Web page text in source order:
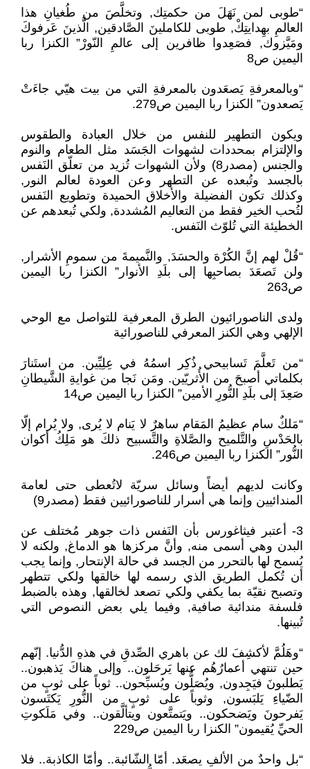
“طوبى لمن نَهَلَ من حكمتِك, وتخلَّصَ من طُغيانِ هذا
العالمِ بهِدايتِكْ, طوبى للكاملينَ الصَّادقين, الَّذينَ عَرفوكَ
ومَيَّزوك, فصَعِدوا ظافرين إلى عالمِ النّورْ” الكنزا ربا
اليمين ص8
“وبالمعرفةِ يَصعَدون بالمعرفةِ التي من بيت هيّي جاءَتْ
يَصعدون” الكنزا ربا اليمين ص279.
ويكون التطهير للنفس من خلال العبادة والطقوس
والإلتزام بمحددات لشهوات الجَسَد مثل الطعام والنوم
والجنس (مصدر8) ولأن الشهوات تُزيد من تعلّق النَفس
بالجسد وتُبعده عن التطهر وعن العودة لعالم النور,
وكذلك تكون الفضيلة والأخلاق الحميدة وتطويع النَفس
لتُحب الخير فقط من التعاليم المُشددة, ولكي تُبعدهم عن
الخطيئة التي تُلوّث النَفس.
“قُلْ لهم إنَّ الكُرْهَ والحسَدَ, والنَّميمةَ من سمومِ الأشرار,
ولن تَصعَدَ بصاحبِها إلى بلَدِ الأنوار” الكنزا ربا اليمين
ص263
ولدى الناصورائيون الطرق المعرفية للتواصل مع الوحي
الإلهي وهي الكنز المعرفي للناصورائية
“من تَعلَّمَ تَسابيحي ذُكِر اسمُهُ في عِلِيِّين. من استَنارَ
بكلماتي أصبحَ من الأُثريّين. ومَن نَجا من غوايةِ الشَّيطانِ
صَعِدَ إلى بلَدِ النُّورِ الأمين” الكنزا ربا اليمين ص14
“مَلكٌ سام عظيمُ المَقام ساهرٌ لا يَنام لا يُرى, ولا يُرام إلّا
بالحَدْسِ والتَّلميح والصَّلاةِ والتَّسبيح ذلكَ هو مَلِكُ أكوان
النُّور” الكنزا ربا اليمين ص246.
وكانت لديهم أيضاً وسائل سريّة لاتُعطى حتى لعامة
المندائيين وإنما هي أسرار للناصورائيين فقط (مصدر9)
3- أعتبر فيثاغورس بأن النَفس ذات جوهر مُختلف عن
البدن وهي أسمى منه, وأنَّ مركزها هو الدماغ, ولكنه لا
يُسمح لها بالتحرر من الجسد في حالة الإنتحار, وإنما يجب
أن تُكمل الطريق الذي رسمه لها خالقها ولكي تتطهر
وتصبح نقيّة بما يكفي ولكي تصعد لخالقها, وهذه بالضبط
فلسفة مندائية صافية, وفيما يلي بعض النصوص التي
تُبينها.
“وهَلُمَّ لأكشِفَ لك عن باهري الصِّدقِ في هذهِ الدُّنيا. إنّهم
حين تنتهي أعمارُهُم عنها يَرحَلون.. وإلى هناكَ يَذهبون..
يَطلبونَ فيَجِدون, ويُصَلُّون ويُسبِّحون.. ثوباً على ثوبٍ من
الضّياءِ يَلبَسون, وثوباً على ثوبٍ من النُّورِ يَكتَسون
يَفرحونَ ويَضحكون.. ويَتمتَّعون ويتألَّقون.. وفي مَلَكوتِ
الحيِّ يُقيمون” الكنزا ربا اليمين ص229
“بل واحدٌ من الألفِ يصعَد. أمّا الشّائبة.. وأمّا الكاذبة.. فلا